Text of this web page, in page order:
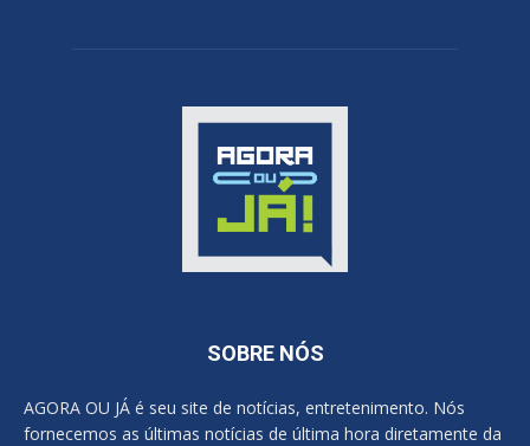
SOBRE NÓS
AGORA OU JÁ é seu site de notícias, entretenimento. Nós
fornecemos as últimas notícias de última hora diretamente da